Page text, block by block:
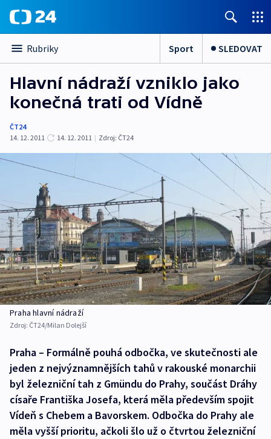
Rubriky Sport SLEDOVAT
Hlavní nádraží vzniklo jako
konečná trati od Vídně
ČT24
14. 12. 2011
14. 12. 2011 | Zdroj: ČT24
Praha hlavní nádraží
Zdroj: ČT24/Milan Dolejší
Praha – Formálně pouhá odbočka, ve skutečnosti ale
jeden z nejvýznamnějších tahů v rakouské monarchii
byl železniční tah z Gmündu do Prahy, součást Dráhy
císaře Františka Josefa, která měla především spojit
Vídeň s Chebem a Bavorskem. Odbočka do Prahy ale
měla vyšší prioritu, ačkoli šlo už o čtvrtou železniční